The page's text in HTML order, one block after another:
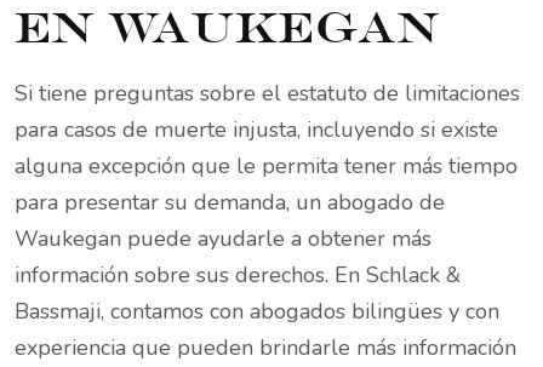
en Waukegan
Si tiene preguntas sobre el estatuto de limitaciones
para casos de muerte injusta, incluyendo si existe
alguna excepción que le permita tener más tiempo
para presentar su demanda, un abogado de
Waukegan puede ayudarle a obtener más
información sobre sus derechos. En Schlack &
Bassmaji, contamos con abogados bilingües y con
experiencia que pueden brindarle más información